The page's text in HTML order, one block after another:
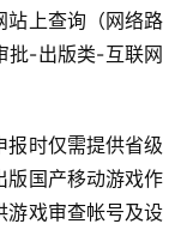
站上查询（网络路
批-出版类-互联网
报时仅需提供省级
版国产移动游戏作
游戏审查帐号及设